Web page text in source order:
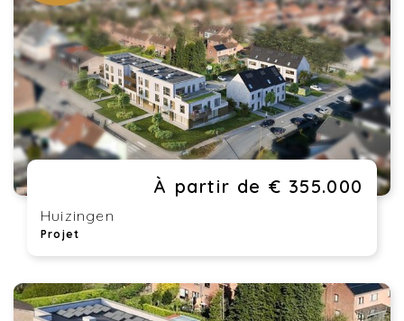
À partir de € 355.000
Huizingen
Projet